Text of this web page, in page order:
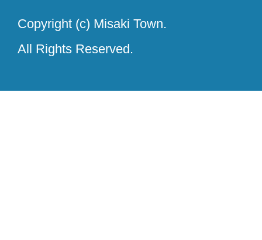
Copyright (c) Misaki Town.
All Rights Reserved.